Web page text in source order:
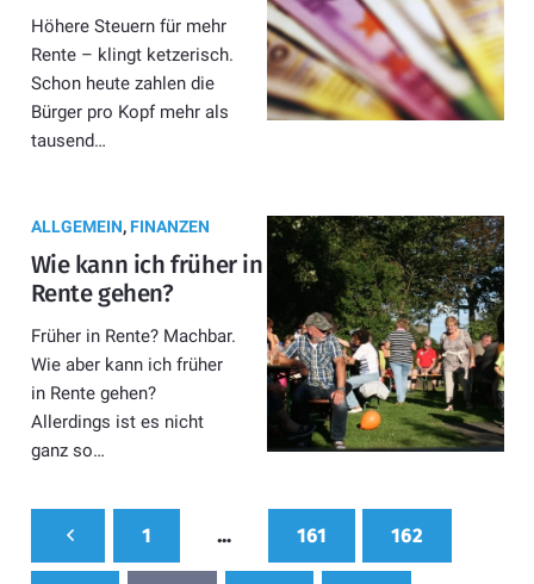
Höhere Steuern für mehr
Rente – klingt ketzerisch.
Schon heute zahlen die
Bürger pro Kopf mehr als
tausend…
ALLGEMEIN,FINANZEN
Wie kann ich früher in
Rente gehen?
Früher in Rente? Machbar.
Wie aber kann ich früher
in Rente gehen?
Allerdings ist es nicht
ganz so…
1 … 161 162